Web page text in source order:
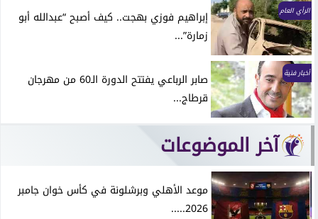
الرأي العام
إبراهيم فوزي بهجت.. كيف أصبح “عبدالله أبو
زمارة”...
أخبار فنية
صابر الرباعي يفتتح الدورة الـ60 من مهرجان
قرطاج...
آخر الموضوعات
موعد الأهلي وبرشلونة في كأس خوان جامبر
2026.....